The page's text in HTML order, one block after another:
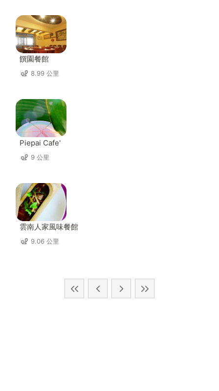
饌園餐館
8.99 公里
Piepai Cafe'
9 公里
雲南人家風味餐館
9.06 公里